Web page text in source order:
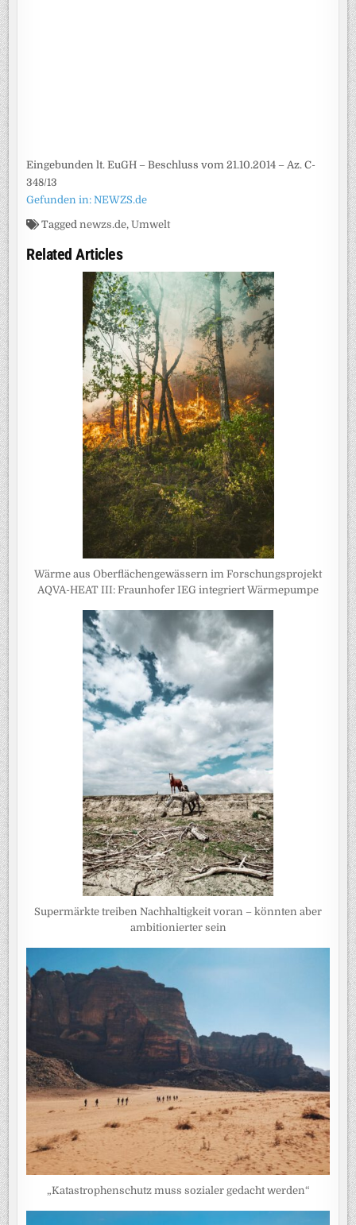
Eingebunden lt. EuGH – Beschluss vom 21.10.2014 – Az. C-
348/13
Gefunden in: NEWZS.de
Taggednewzs.de,Umwelt
Related Articles
Wärme aus Oberflächengewässern im Forschungsprojekt
AQVA-HEAT III: Fraunhofer IEG integriert Wärmepumpe
Supermärkte treiben Nachhaltigkeit voran – könnten aber
ambitionierter sein
„Katastrophenschutz muss sozialer gedacht werden“